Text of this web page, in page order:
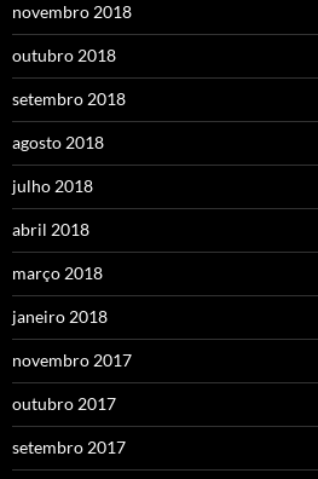
novembro 2018
outubro 2018
setembro 2018
agosto 2018
julho 2018
abril 2018
março 2018
janeiro 2018
novembro 2017
outubro 2017
setembro 2017